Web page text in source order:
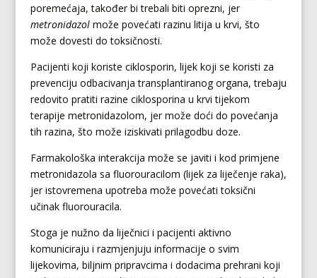
poremećaja, također bi trebali biti oprezni, jer
metronidazol može povećati razinu litija u krvi, što
može dovesti do toksičnosti.
Pacijenti koji koriste ciklosporin, lijek koji se koristi za
prevenciju odbacivanja transplantiranog organa, trebaju
redovito pratiti razine ciklosporina u krvi tijekom
terapije metronidazolom, jer može doći do povećanja
tih razina, što može iziskivati prilagodbu doze.
Farmakološka interakcija može se javiti i kod primjene
metronidazola sa fluorouracilom (lijek za liječenje raka),
jer istovremena upotreba može povećati toksični
učinak fluorouracila.
Stoga je nužno da liječnici i pacijenti aktivno
komuniciraju i razmjenjuju informacije o svim
lijekovima, biljnim pripravcima i dodacima prehrani koji